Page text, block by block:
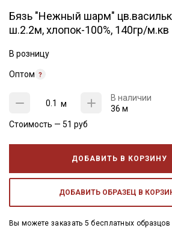
Бязь "Нежный шарм"
ш.2.2м, хлопок-100%, 140гр/м.кв
В розницу
Оптом
м
В наличии
36 м
Стоимость — 51 руб
ДОБАВИТЬ В КОРЗИНУ
ДОБАВИТЬ ОБРАЗЕЦ В
Вы можете заказать 5 бесплатных